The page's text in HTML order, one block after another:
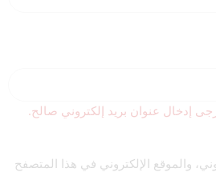
إدخال عنوان بريد إلكتروني صالح.
والموقع الإلكتروني في هذا المتصفح